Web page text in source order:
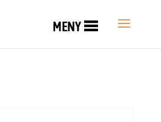
MENY